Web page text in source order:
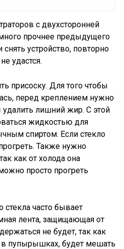
с двухсторонней
прочнее предыдущего
устройство, повторно
удастся.
присоску. Для того чтобы
перед креплением нужно
удалить лишний жир. С этой
жидкостью для
спиртом. Если стекло
Также нужно
как от холода она
просто прогреть
стекла часто бывает
лента, защищающая от
не будет, так как
в пупырышках, будет мешать